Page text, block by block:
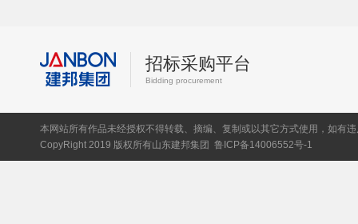
招标采购平台
Bidding procurement
本网站所有作品未经授权不得转载、摘编、复制或以其它方式使用，如有
CopyRight 2019 版权所有山东建邦集团 鲁ICP备14006552号-1